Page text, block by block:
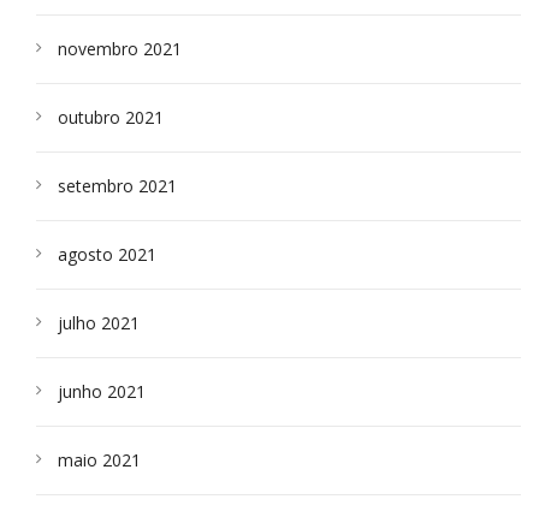
novembro 2021
outubro 2021
setembro 2021
agosto 2021
julho 2021
junho 2021
maio 2021